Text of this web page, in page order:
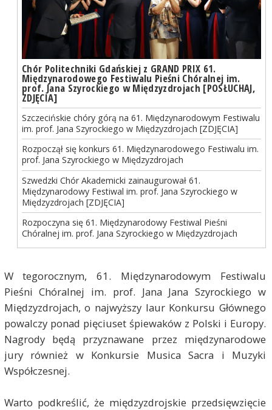
Chór Politechniki Gdańskiej z GRAND PRIX 61.
Międzynarodowego Festiwalu Pieśni Chóralnej im.
prof. Jana Szyrockiego w Międzyzdrojach [POSŁUCHAJ,
ZDJĘCIA]
Szczecińskie chóry górą na 61. Międzynarodowym Festiwalu
im. prof. Jana Szyrockiego w Międzyzdrojach [ZDJĘCIA]
Rozpoczął się konkurs 61. Międzynarodowego Festiwalu im.
prof. Jana Szyrockiego w Międzyzdrojach
Szwedzki Chór Akademicki zainaugurował 61.
Międzynarodowy Festiwal im. prof. Jana Szyrockiego w
Międzyzdrojach [ZDJĘCIA]
Rozpoczyna się 61. Międzynarodowy Festiwal Pieśni
Chóralnej im. prof. Jana Szyrockiego w Międzyzdrojach
W tegorocznym, 61. Międzynarodowym Festiwalu
Pieśni Chóralnej im. prof. Jana Jana Szyrockiego w
Międzyzdrojach, o najwyższy laur Konkursu Głównego
powalczy ponad pięciuset śpiewaków z Polski i Europy.
Nagrody będą przyznawane przez międzynarodowe
jury również w Konkursie Musica Sacra i Muzyki
Współczesnej.
Warto podkreślić, że międzyzdrojskie przedsięwzięcie